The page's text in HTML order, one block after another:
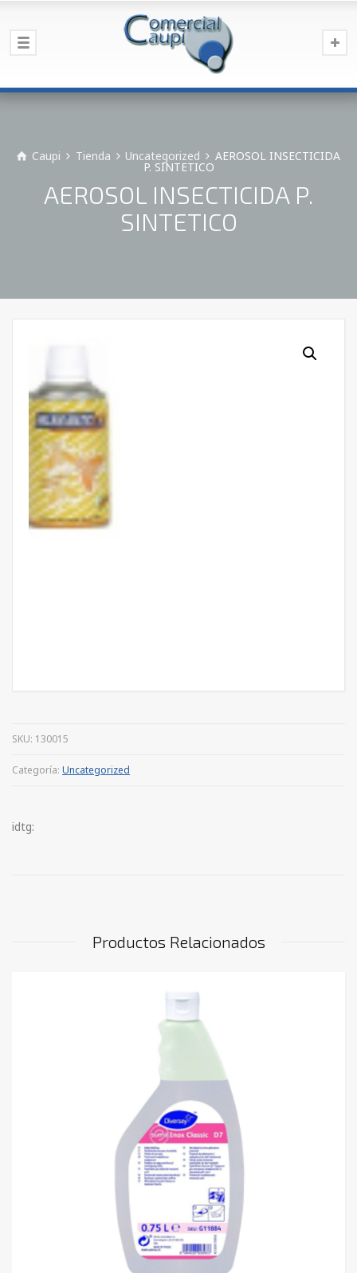
Caupi Tienda Uncategorized AEROSOL INSECTICIDA
P. SINTETICO
AEROSOL INSECTICIDA P.
SINTETICO
SKU: 130015
Categoría: Uncategorized
idtg:
Productos Relacionados